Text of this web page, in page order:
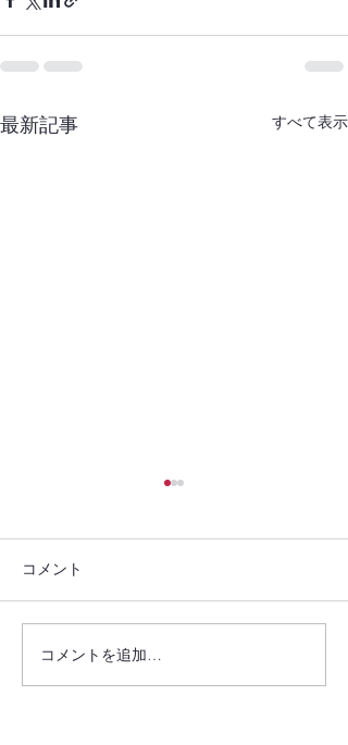
最新記事 すべて表示
LINE Officialでの見積もり
も可能：フールリサイク
コメント
コメントを追加…